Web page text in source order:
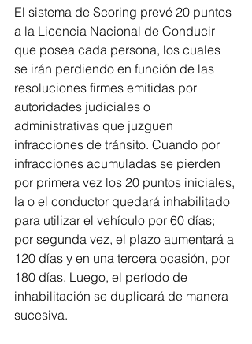
El sistema de Scoring prevé 20 puntos
a la Licencia Nacional de Conducir
que posea cada persona, los cuales
se irán perdiendo en función de las
resoluciones firmes emitidas por
autoridades judiciales o
administrativas que juzguen
infracciones de tránsito. Cuando por
infracciones acumuladas se pierden
por primera vez los 20 puntos iniciales,
la o el conductor quedará inhabilitado
para utilizar el vehículo por 60 días;
por segunda vez, el plazo aumentará a
120 días y en una tercera ocasión, por
180 días. Luego, el período de
inhabilitación se duplicará de manera
sucesiva.